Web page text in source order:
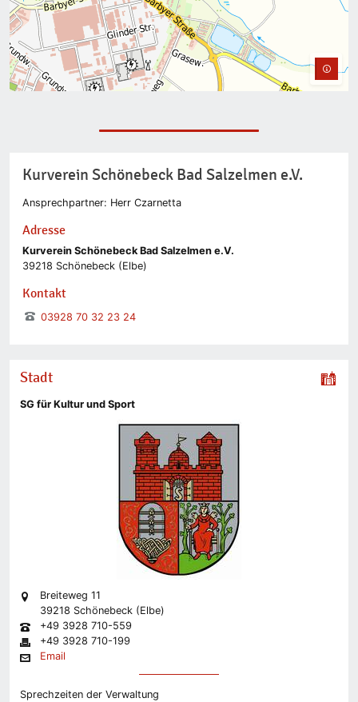
Kurverein Schönebeck Bad Salzelmen e.V.
Ansprechpartner: Herr Czarnetta
Adresse
Kurverein Schönebeck Bad Salzelmen e.V.
39218 Schönebeck (Elbe)
Kontakt
03928 70 32 23 24
Stadt
SG für Kultur und Sport
Breiteweg 11
39218 Schönebeck (Elbe)
+49 3928 710-559
+49 3928 710-199
Email
Sprechzeiten der Verwaltung